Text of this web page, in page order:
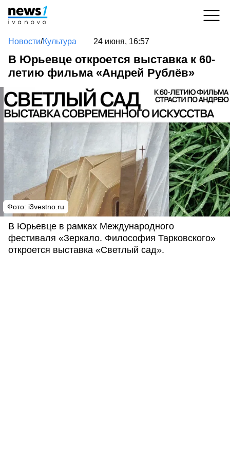
Новости/Культура 24 июня, 16:57
В Юрьевце откроется выставка к 60-
летию фильма «Андрей Рублёв»
Фото: i3vestno.ru
В Юрьевце в рамках Международного
фестиваля «Зеркало. Философия Тарковского»
откроется выставка «Светлый сад».